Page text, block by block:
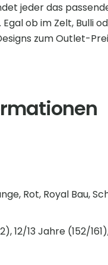
jeder das
Egal ob im Zelt, Bulli
zum Outlet-
Rot, Royal Bau,
12/13 Jahre (152/